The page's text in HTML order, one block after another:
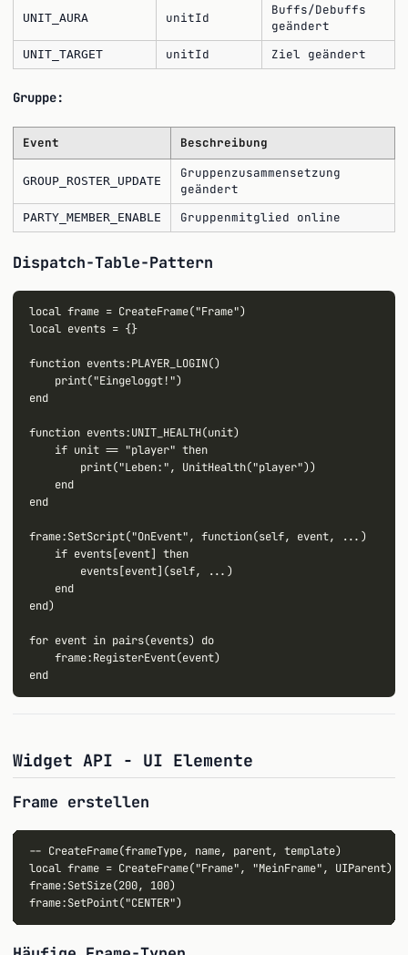
UNIT_AURA unitId
Buffs/Debuffs
geändert
UNIT_TARGET unitId Ziel geändert
Gruppe:
Event Beschreibung
GROUP_ROSTER_UPDATE
Gruppenzusammensetzung
geändert
PARTY_MEMBER_ENABLE Gruppenmitglied online
Dispatch-Table-Pattern
local frame = CreateFrame("Frame")
local events = {}
function events:PLAYER_LOGIN()
    print("Eingeloggt!")
end
function events:UNIT_HEALTH(unit)
    if unit == "player" then
        print("Leben:", UnitHealth("player"))
    end
end
frame:SetScript("OnEvent", function(self, event, ...)
    if events[event] then
        events[event](self, ...)
    end
end)
for event in pairs(events) do
    frame:RegisterEvent(event)
end
Widget API - UI Elemente
Frame erstellen
-- CreateFrame(frameType, name, parent, template)
local frame = CreateFrame("Frame", "MeinFrame", UIParent)
frame:SetSize(200, 100)